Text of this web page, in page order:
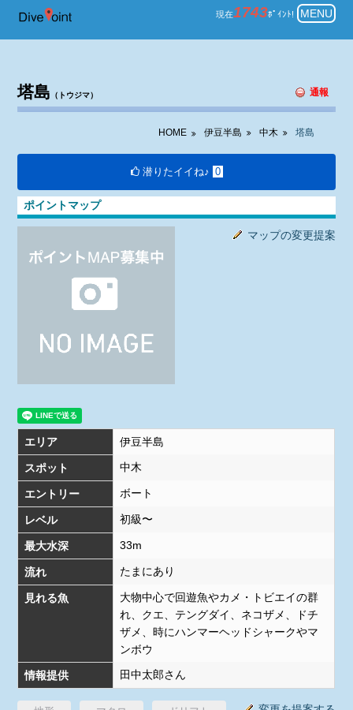
伊豆半島 中木 ダイビング 塔島
現在1743ﾎﾟｲﾝﾄ! MENU
塔島 （トウジマ） 通報
HOME 伊豆半島 中木 塔島
潜りたイイね♪ 0
ポイントマップ
マップの変更提案
エリア 伊豆半島
スポット 中木
エントリー ボート
レベル 初級〜
最大水深 33m
流れ たまにあり
見れる魚
大物中心で回遊魚やカメ・トビエイの群
れ、クエ、テングダイ、ネコザメ、ドチ
ザメ、時にハンマーヘッドシャークやマ
ンボウ
情報提供 田中太郎さん